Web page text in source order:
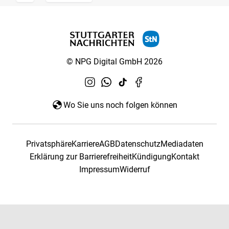
© NPG Digital GmbH 2026
Wo Sie uns noch folgen können
PrivatsphäreKarriereAGBDatenschutzMediadaten
Erklärung zur BarrierefreiheitKündigungKontakt
ImpressumWiderruf